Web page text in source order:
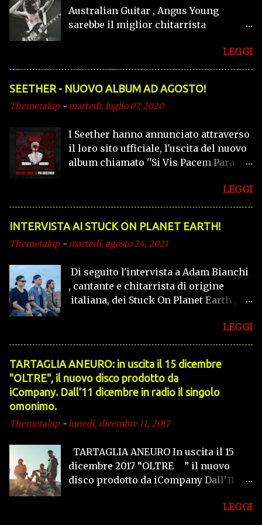
MADNESS”, primo singolo e video con
cui Marco Barusso lancia
Australian Guitar , Angus Young
sarebbe il miglior chitarrista
all'undicesimo posto, per quanto
occhiata a questo link
LEGGI
SEETHER - NUOVO ALBUM AD AGOSTO!
Themetalup -martedì, luglio 07, 2020
I Seether hanno annunciato attraverso
il loro sito ufficiale, l'uscita del nuovo
album chiamato ''Si Vis Pacem Para
Fantasy Records. L'album conterrà 13
tracce. Preannunciato dalla stessa
euforia e miseria.
LEGGI
INTERVISTA AI STUCK ON PLANET EARTH!
Themetalup -martedì, agosto 24, 2021
Di seguito l'intervista a Adam Bianchi
, cantante e chitarrista di origine
italiana, dei Stuck On Planet Earth ,
alternative rock/pop dalle sonorità
anni 90'. TheMetalUp : Ciao Adam,
parlami della tua band... Adam : Ciao
Carmelo, la mia band si chiama Stuck
On Planet Earth, veniamo da una città
sopra Toronto, siamo cresciuti nei
iniziato a suonare alle scuole
davanti a scuole a caso. Quando
suonava la campanella a fine giornata,
suonavamo per i bambini che
chiavano la polizia. Ma è stato anche
LEGGI
TARTAGLIA ANEURO: in uscita il 15 dicembre
"OLTRE", il nuovo disco prodotto da
iCompany. Dall’11 dicembre in radio il singolo
omonimo.
Themetalup -lunedì, dicembre 11, 2017
TARTAGLIA ANEURO In uscita il 15
dicembre 2017 “OLTRE ” il nuovo
disco prodotto da iCompany Dall’11
Uscirà venerdì 15 dicembre il secondo
LEGGI